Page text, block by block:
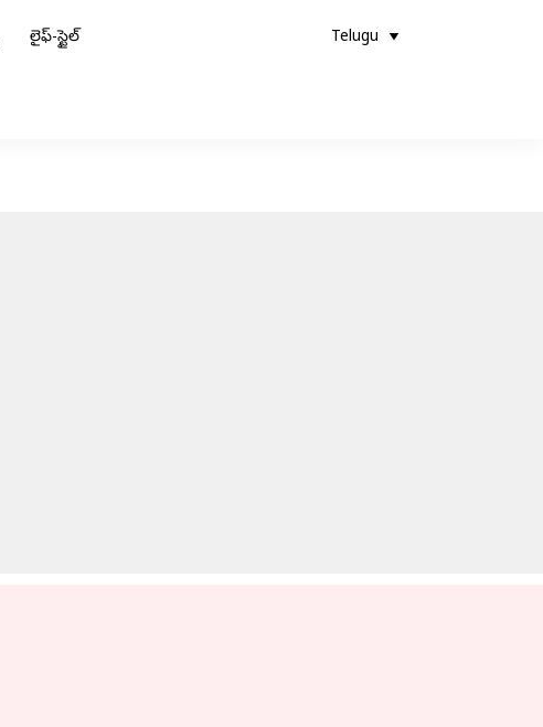
లైఫ్-స్టైల్ Telugu